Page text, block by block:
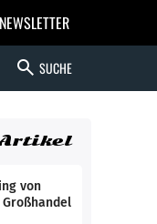
NEWSLETTER
search SUCHE
von